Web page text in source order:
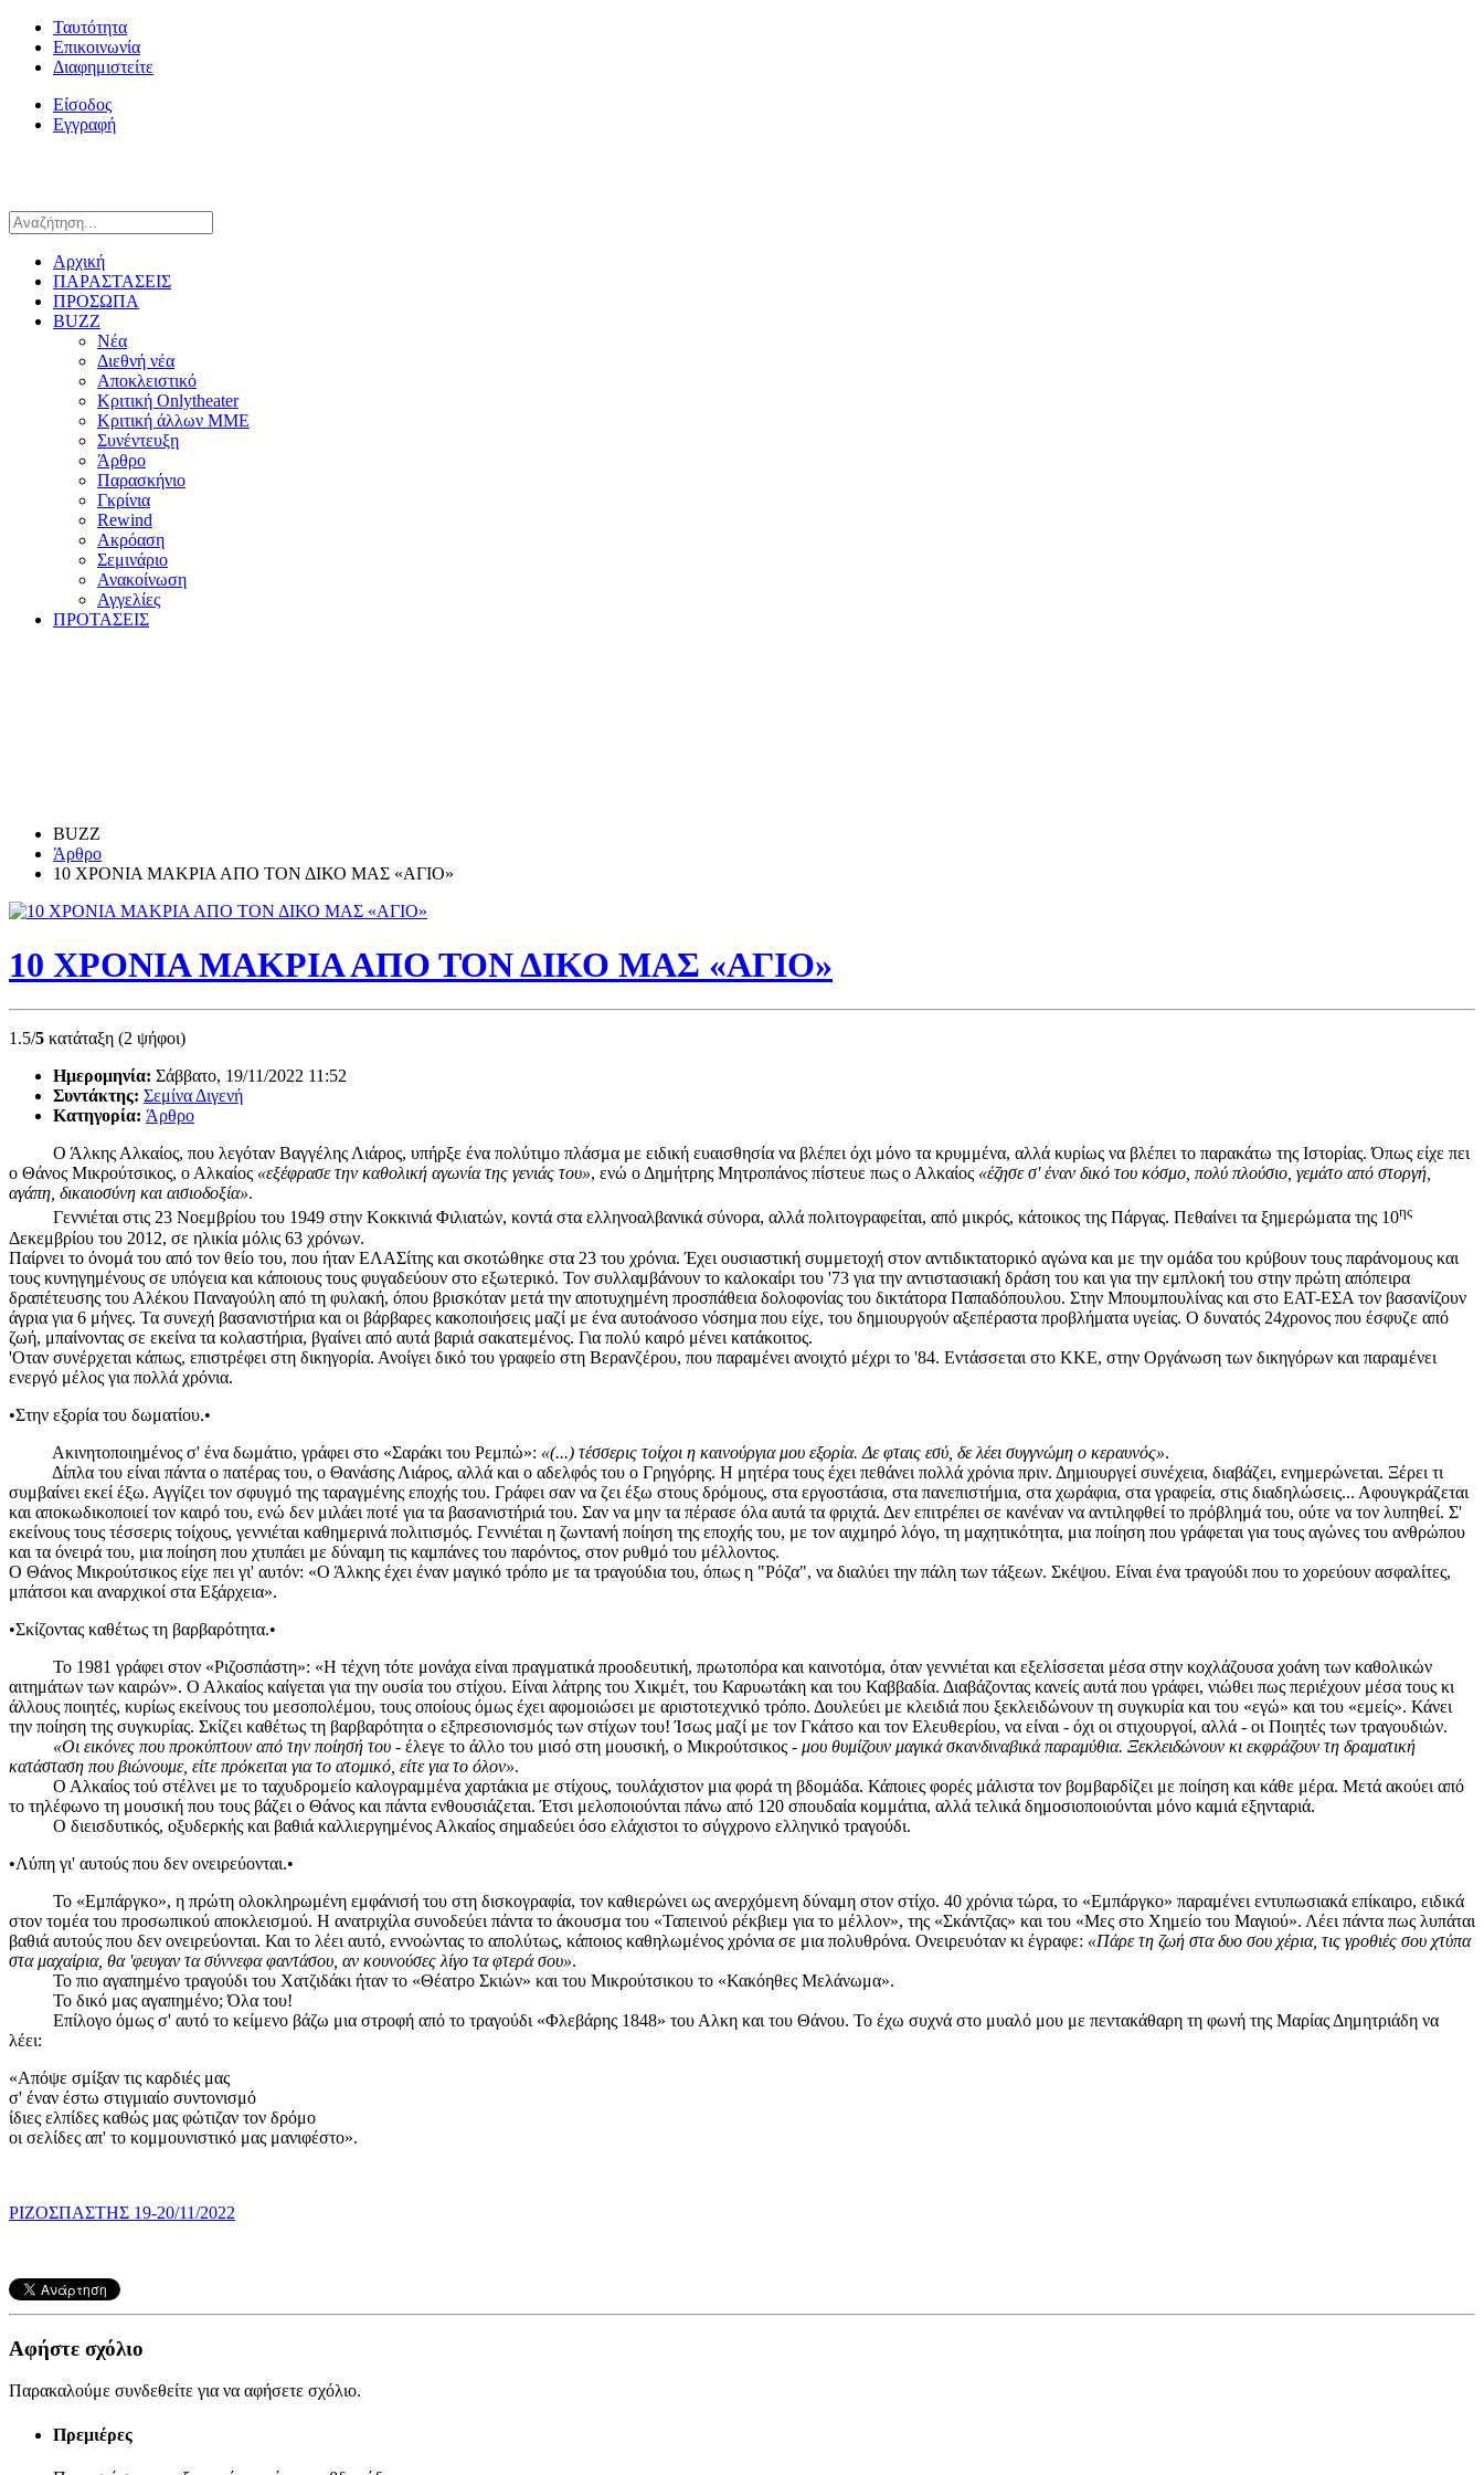
Ταυτότητα
Επικοινωνία
Διαφημιστείτε
Είσοδος
Εγγραφή
Αρχική
ΠΑΡΑΣΤΑΣΕΙΣ
ΠΡΟΣΩΠΑ
BUZZ
Νέα
Διεθνή νέα
Αποκλειστικό
Κριτική Onlytheater
Κριτική άλλων ΜΜΕ
Συνέντευξη
Άρθρο
Παρασκήνιο
Γκρίνια
Rewind
Ακρόαση
Σεμινάριο
Ανακοίνωση
Αγγελίες
ΠΡΟΤΑΣΕΙΣ
BUZZ
Άρθρο
10 ΧΡΟΝΙΑ ΜΑΚΡΙΑ ΑΠΟ ΤΟΝ ΔΙΚΟ ΜΑΣ «ΑΓΙΟ»
10 ΧΡΟΝΙΑ ΜΑΚΡΙΑ ΑΠΟ ΤΟΝ ΔΙΚΟ ΜΑΣ «ΑΓΙΟ»
1.5/5 κατάταξη (2 ψήφοι)
Ημερομηνία: Σάββατο, 19/11/2022 11:52
Συντάκτης: Σεμίνα Διγενή
Κατηγορία: Άρθρο
Ο Άλκης Αλκαίος, που λεγόταν Βαγγέλης Λιάρος, υπήρξε ένα πολύτιμο πλάσμα με ειδική ευαισθησία να βλέπει όχι μόνο τα κρυμμένα, αλλά κυρίως να βλέπει το παρακάτω της Ιστορίας. Όπως είχε πει
ο Θάνος Μικρούτσικος, ο Αλκαίος «εξέφρασε την καθολική αγωνία της γενιάς του», ενώ ο Δημήτρης Μητροπάνος πίστευε πως ο Αλκαίος «έζησε σ' έναν δικό του κόσμο, πολύ πλούσιο, γεμάτο από στοργή,
αγάπη, δικαιοσύνη και αισιοδοξία».
Γεννιέται στις 23 Νοεμβρίου του 1949 στην Κοκκινιά Φιλιατών, κοντά στα ελληνοαλβανικά σύνορα, αλλά πολιτογραφείται, από μικρός, κάτοικος της Πάργας. Πεθαίνει τα ξημερώματα της 10ης
Δεκεμβρίου του 2012, σε ηλικία μόλις 63 χρόνων.
Παίρνει το όνομά του από τον θείο του, που ήταν ΕΛΑΣίτης και σκοτώθηκε στα 23 του χρόνια. Έχει ουσιαστική συμμετοχή στον αντιδικτατορικό αγώνα και με την ομάδα του κρύβουν τους παράνομους και
τους κυνηγημένους σε υπόγεια και κάποιους τους φυγαδεύουν στο εξωτερικό. Τον συλλαμβάνουν το καλοκαίρι του '73 για την αντιστασιακή δράση του και για την εμπλοκή του στην πρώτη απόπειρα
δραπέτευσης του Αλέκου Παναγούλη από τη φυλακή, όπου βρισκόταν μετά την αποτυχημένη προσπάθεια δολοφονίας του δικτάτορα Παπαδόπουλου. Στην Μπουμπουλίνας και στο ΕΑΤ-ΕΣΑ τον βασανίζουν
άγρια για 6 μήνες. Τα συνεχή βασανιστήρια και οι βάρβαρες κακοποιήσεις μαζί με ένα αυτοάνοσο νόσημα που είχε, του δημιουργούν αξεπέραστα προβλήματα υγείας. Ο δυνατός 24χρονος που έσφυζε από
ζωή, μπαίνοντας σε εκείνα τα κολαστήρια, βγαίνει από αυτά βαριά σακατεμένος. Για πολύ καιρό μένει κατάκοιτος.
'Οταν συνέρχεται κάπως, επιστρέφει στη δικηγορία. Ανοίγει δικό του γραφείο στη Βερανζέρου, που παραμένει ανοιχτό μέχρι το '84. Εντάσσεται στο ΚΚΕ, στην Οργάνωση των δικηγόρων και παραμένει
ενεργό μέλος για πολλά χρόνια.
•Στην εξορία του δωματίου.•
Ακινητοποιημένος σ' ένα δωμάτιο, γράφει στο «Σαράκι του Ρεμπώ»: «(...) τέσσερις τοίχοι η καινούργια μου εξορία. Δε φταις εσύ, δε λέει συγγνώμη ο κεραυνός».
Δίπλα του είναι πάντα ο πατέρας του, ο Θανάσης Λιάρος, αλλά και ο αδελφός του ο Γρηγόρης. Η μητέρα τους έχει πεθάνει πολλά χρόνια πριν. Δημιουργεί συνέχεια, διαβάζει, ενημερώνεται. Ξέρει τι
συμβαίνει εκεί έξω. Αγγίζει τον σφυγμό της ταραγμένης εποχής του. Γράφει σαν να ζει έξω στους δρόμους, στα εργοστάσια, στα πανεπιστήμια, στα χωράφια, στα γραφεία, στις διαδηλώσεις... Αφουγκράζεται
και αποκωδικοποιεί τον καιρό του, ενώ δεν μιλάει ποτέ για τα βασανιστήριά του. Σαν να μην τα πέρασε όλα αυτά τα φριχτά. Δεν επιτρέπει σε κανέναν να αντιληφθεί το πρόβλημά του, ούτε να τον λυπηθεί. Σ'
εκείνους τους τέσσερις τοίχους, γεννιέται καθημερινά πολιτισμός. Γεννιέται η ζωντανή ποίηση της εποχής του, με τον αιχμηρό λόγο, τη μαχητικότητα, μια ποίηση που γράφεται για τους αγώνες του ανθρώπου
και τα όνειρά του, μια ποίηση που χτυπάει με δύναμη τις καμπάνες του παρόντος, στον ρυθμό του μέλλοντος.
Ο Θάνος Μικρούτσικος είχε πει γι' αυτόν: «Ο Άλκης έχει έναν μαγικό τρόπο με τα τραγούδια του, όπως η "Ρόζα", να διαλύει την πάλη των τάξεων. Σκέψου. Είναι ένα τραγούδι που το χορεύουν ασφαλίτες,
μπάτσοι και αναρχικοί στα Εξάρχεια».
•Σκίζοντας καθέτως τη βαρβαρότητα.•
Το 1981 γράφει στον «Ριζοσπάστη»: «Η τέχνη τότε μονάχα είναι πραγματικά προοδευτική, πρωτοπόρα και καινοτόμα, όταν γεννιέται και εξελίσσεται μέσα στην κοχλάζουσα χοάνη των καθολικών
αιτημάτων των καιρών». Ο Αλκαίος καίγεται για την ουσία του στίχου. Είναι λάτρης του Χικμέτ, του Καρυωτάκη και του Καββαδία. Διαβάζοντας κανείς αυτά που γράφει, νιώθει πως περιέχουν μέσα τους κι
άλλους ποιητές, κυρίως εκείνους του μεσοπολέμου, τους οποίους όμως έχει αφομοιώσει με αριστοτεχνικό τρόπο. Δουλεύει με κλειδιά που ξεκλειδώνουν τη συγκυρία και του «εγώ» και του «εμείς». Κάνει
την ποίηση της συγκυρίας. Σκίζει καθέτως τη βαρβαρότητα ο εξπρεσιονισμός των στίχων του! Ίσως μαζί με τον Γκάτσο και τον Ελευθερίου, να είναι - όχι οι στιχουργοί, αλλά - οι Ποιητές των τραγουδιών.
«Οι εικόνες που προκύπτουν από την ποίησή του - έλεγε το άλλο του μισό στη μουσική, ο Μικρούτσικος - μου θυμίζουν μαγικά σκανδιναβικά παραμύθια. Ξεκλειδώνουν κι εκφράζουν τη δραματική
κατάσταση που βιώνουμε, είτε πρόκειται για το ατομικό, είτε για το όλον».
Ο Αλκαίος τού στέλνει με το ταχυδρομείο καλογραμμένα χαρτάκια με στίχους, τουλάχιστον μια φορά τη βδομάδα. Κάποιες φορές μάλιστα τον βομβαρδίζει με ποίηση και κάθε μέρα. Μετά ακούει από
το τηλέφωνο τη μουσική που τους βάζει ο Θάνος και πάντα ενθουσιάζεται. Έτσι μελοποιούνται πάνω από 120 σπουδαία κομμάτια, αλλά τελικά δημοσιοποιούνται μόνο καμιά εξηνταριά.
Ο διεισδυτικός, οξυδερκής και βαθιά καλλιεργημένος Αλκαίος σημαδεύει όσο ελάχιστοι το σύγχρονο ελληνικό τραγούδι.
•Λύπη γι' αυτούς που δεν ονειρεύονται.•
Το «Εμπάργκο», η πρώτη ολοκληρωμένη εμφάνισή του στη δισκογραφία, τον καθιερώνει ως ανερχόμενη δύναμη στον στίχο. 40 χρόνια τώρα, το «Εμπάργκο» παραμένει εντυπωσιακά επίκαιρο, ειδικά
στον τομέα του προσωπικού αποκλεισμού. Η ανατριχίλα συνοδεύει πάντα το άκουσμα του «Ταπεινού ρέκβιεμ για το μέλλον», της «Σκάντζας» και του «Μες στο Χημείο του Μαγιού». Λέει πάντα πως λυπάται
βαθιά αυτούς που δεν ονειρεύονται. Και το λέει αυτό, εννοώντας το απολύτως, κάποιος καθηλωμένος χρόνια σε μια πολυθρόνα. Ονειρευόταν κι έγραφε: «Πάρε τη ζωή στα δυο σου χέρια, τις γροθιές σου χτύπα
στα μαχαίρια, θα 'φευγαν τα σύννεφα φαντάσου, αν κουνούσες λίγο τα φτερά σου».
Το πιο αγαπημένο τραγούδι του Χατζιδάκι ήταν το «Θέατρο Σκιών» και του Μικρούτσικου το «Κακόηθες Μελάνωμα».
Το δικό μας αγαπημένο; Όλα του!
Επίλογο όμως σ' αυτό το κείμενο βάζω μια στροφή από το τραγούδι «Φλεβάρης 1848» του Αλκη και του Θάνου. Το έχω συχνά στο μυαλό μου με πεντακάθαρη τη φωνή της Μαρίας Δημητριάδη να
λέει:
«Απόψε σμίξαν τις καρδιές μας
σ' έναν έστω στιγμιαίο συντονισμό
ίδιες ελπίδες καθώς μας φώτιζαν τον δρόμο
οι σελίδες απ' το κομμουνιστικό μας μανιφέστο».
ΡΙΖΟΣΠΑΣΤΗΣ 19-20/11/2022
Αφήστε σχόλιο
Παρακαλούμε συνδεθείτε για να αφήσετε σχόλιο.
Πρεμιέρες